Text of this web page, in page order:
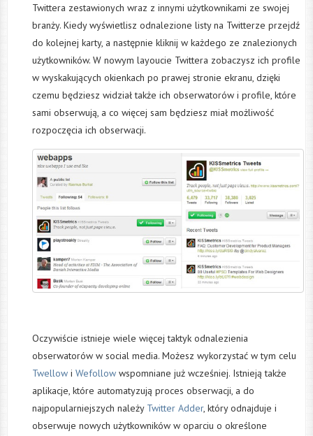
Twittera zestawionych wraz z innymi użytkownikami ze swojej
branży. Kiedy wyświetlisz odnalezione listy na Twitterze przejdź
do kolejnej karty, a następnie kliknij w każdego ze znalezionych
użytkowników. W nowym layoucie Twittera zobaczysz ich profile
w wyskakujących okienkach po prawej stronie ekranu, dzięki
czemu będziesz widział także ich obserwatorów i profile, które
sami obserwują, a co więcej sam będziesz miał możliwość
rozpoczęcia ich obserwacji.
Oczywiście istnieje wiele więcej taktyk odnalezienia
obserwatorów w social media. Możesz wykorzystać w tym celu
Twellow iWefollow wspomniane już wcześniej. Istnieją także
aplikacje, które automatyzują proces obserwacji, a do
najpopularniejszych należy Twitter Adder, który odnajduje i
obserwuje nowych użytkowników w oparciu o określone